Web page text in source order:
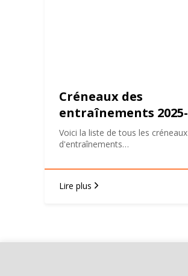
Créneaux des
entraînements 2025-
2026
Voici la liste de tous les créneaux
d'entraînements…
Lire plus